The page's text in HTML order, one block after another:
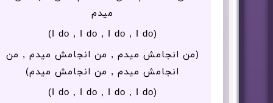
میدم
(I do , I do , I do , I do)
(من انجامش میدم , من انجامش میدم , من
انجامش میدم , من انجامش میدم)
(I do , I do , I do , I do)